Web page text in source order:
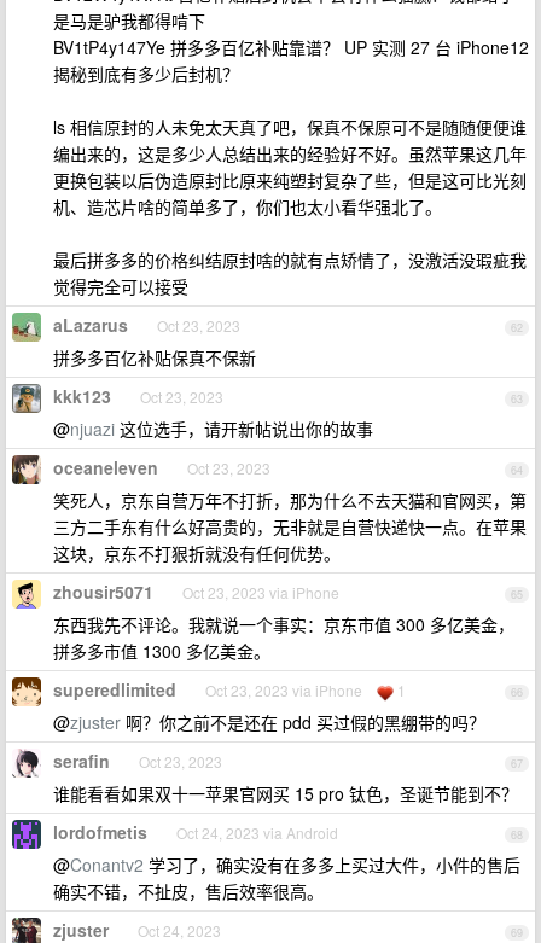
是马是驴我都得啃下
BV1tP4y147Ye 拼多多百亿补贴靠谱？ UP 实测 27 台 iPhone12
揭秘到底有多少后封机？
ls 相信原封的人未免太天真了吧，保真不保原可不是随随便便谁
编出来的，这是多少人总结出来的经验好不好。虽然苹果这几年
更换包装以后伪造原封比原来纯塑封复杂了些，但是这可比光刻
机、造芯片啥的简单多了，你们也太小看华强北了。
最后拼多多的价格纠结原封啥的就有点矫情了，没激活没瑕疵我
觉得完全可以接受
62
aLazarus Oct 23, 2023
拼多多百亿补贴保真不保新
63
kkk123 Oct 23, 2023
@njuazi 这位选手，请开新帖说出你的故事
64
oceaneleven Oct 23, 2023
笑死人，京东自营万年不打折，那为什么不去天猫和官网买，第
三方二手东有什么好高贵的，无非就是自营快递快一点。在苹果
这块，京东不打狠折就没有任何优势。
65
zhousir5071 Oct 23, 2023 via iPhone
东西我先不评论。我就说一个事实：京东市值 300 多亿美金，
拼多多市值 1300 多亿美金。
66
superedlimited Oct 23, 2023 via iPhone 1
@zjuster 啊？你之前不是还在 pdd 买过假的黑绷带的吗？
67
serafin Oct 23, 2023
谁能看看如果双十一苹果官网买 15 pro 钛色，圣诞节能到不？
68
lordofmetis Oct 24, 2023 via Android
@Conantv2 学习了，确实没有在多多上买过大件，小件的售后
确实不错，不扯皮，售后效率很高。
69
zjuster Oct 24, 2023